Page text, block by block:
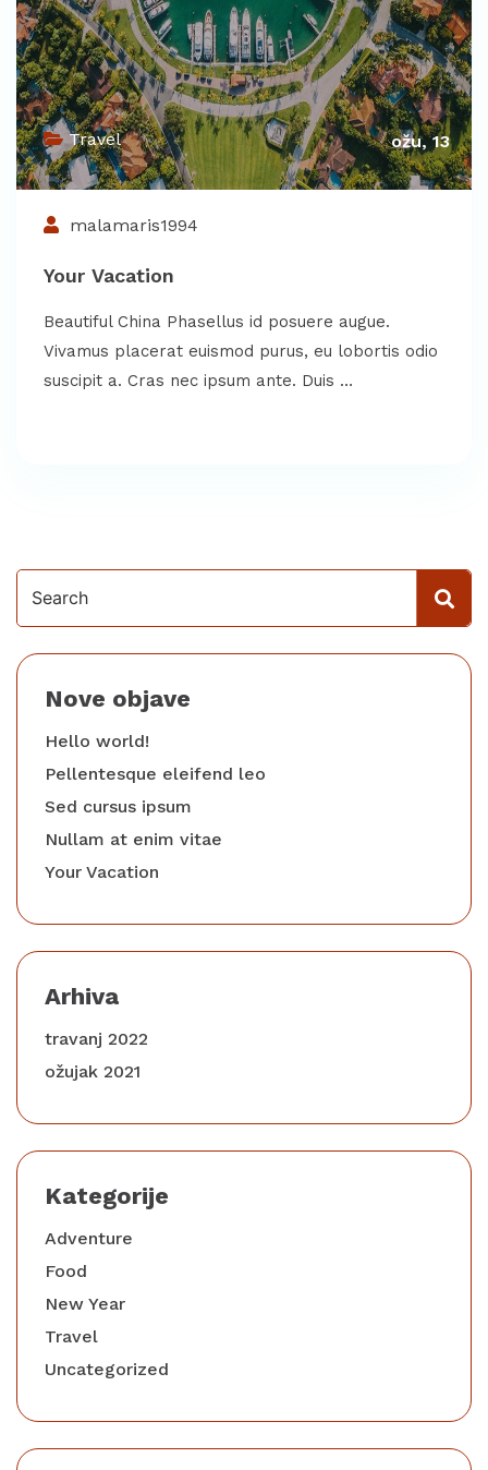
Travel ožu, 13
malamaris1994
Your Vacation
Beautiful China Phasellus id posuere augue.
Vivamus placerat euismod purus, eu lobortis odio
suscipit a. Cras nec ipsum ante. Duis …
Nove objave
Hello world!
Pellentesque eleifend leo
Sed cursus ipsum
Nullam at enim vitae
Your Vacation
Arhiva
travanj 2022
ožujak 2021
Kategorije
Adventure
Food
New Year
Travel
Uncategorized